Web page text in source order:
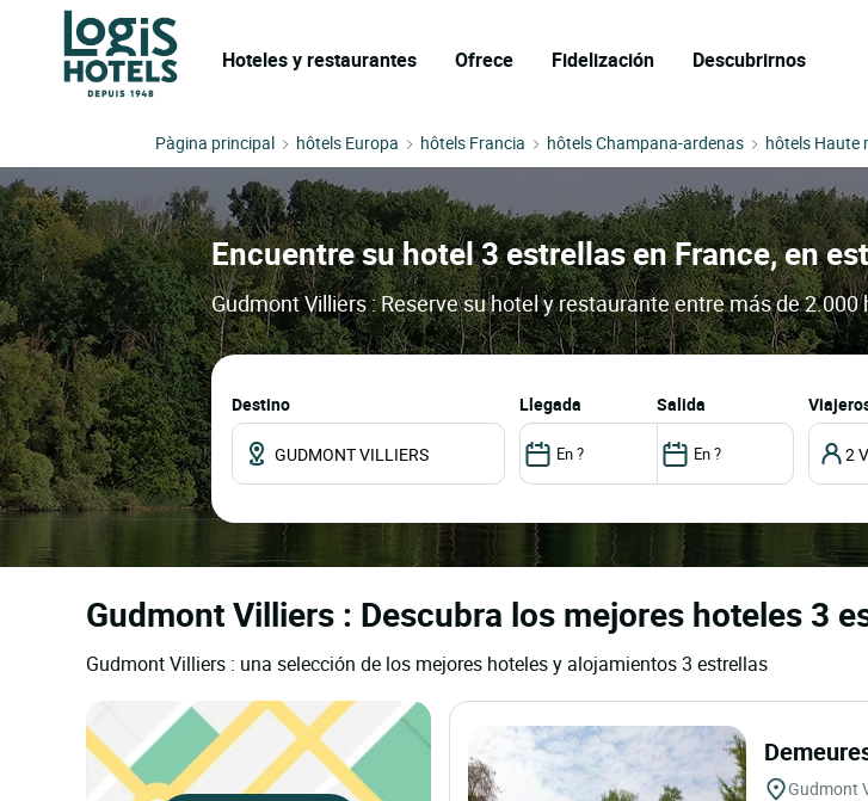
Hoteles y restaurantes Ofrece Fidelización Descubrirnos
Pàgina principal hôtels Europa hôtels Francia hôtels Champana-ardenas hôtels Haute
Encuentre su hotel 3 estrellas en France, en
Gudmont Villiers : Reserve su hotel y restaurante entre más de
Destino llegada salida
2
Gudmont Villiers : Descubra los mejores hoteles 3
Gudmont Villiers : una selección de los mejores hoteles y alojamientos 3 estrellas
Gudmont